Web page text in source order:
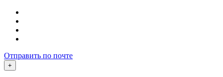
Отправить по почте
+